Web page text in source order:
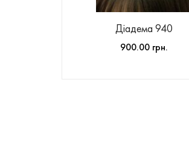
Діадема 940
900.00 грн.